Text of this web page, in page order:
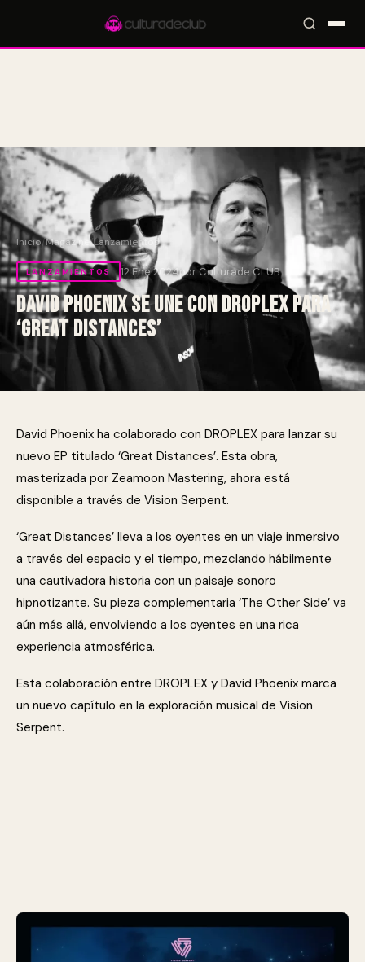
Inicio/Magazine /Lanzamientos
LANZAMIENTOS 12 Ene 2024por Culturade.CLUB
David Phoenix se une con DROPLEX para
‘Great Distances’
David Phoenix ha colaborado con DROPLEX para lanzar su
nuevo EP titulado ‘Great Distances’. Esta obra,
masterizada por Zeamoon Mastering, ahora está
disponible a través de Vision Serpent.
‘Great Distances’ lleva a los oyentes en un viaje inmersivo
a través del espacio y el tiempo, mezclando hábilmente
una cautivadora historia con un paisaje sonoro
hipnotizante. Su pieza complementaria ‘The Other Side’ va
aún más allá, envolviendo a los oyentes en una rica
experiencia atmosférica.
Esta colaboración entre DROPLEX y David Phoenix marca
un nuevo capítulo en la exploración musical de Vision
Serpent.